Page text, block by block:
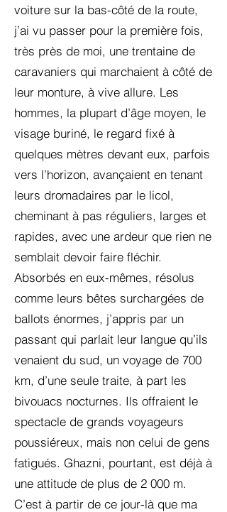
voiture sur la bas-côté de la route,
j’ai vu passer pour la première fois,
très près de moi, une trentaine de
caravaniers qui marchaient à côté de
leur monture, à vive allure. Les
hommes, la plupart d’âge moyen, le
visage buriné, le regard fixé à
quelques mètres devant eux, parfois
vers l’horizon, avançaient en tenant
leurs dromadaires par le licol,
cheminant à pas réguliers, larges et
rapides, avec une ardeur que rien ne
semblait devoir faire fléchir.
Absorbés en eux-mêmes, résolus
comme leurs bêtes surchargées de
ballots énormes, j’appris par un
passant qui parlait leur langue qu’ils
venaient du sud, un voyage de 700
km, d’une seule traite, à part les
bivouacs nocturnes. Ils offraient le
spectacle de grands voyageurs
poussiéreux, mais non celui de gens
fatigués. Ghazni, pourtant, est déjà à
une attitude de plus de 2 000 m.
C’est à partir de ce jour-là que ma